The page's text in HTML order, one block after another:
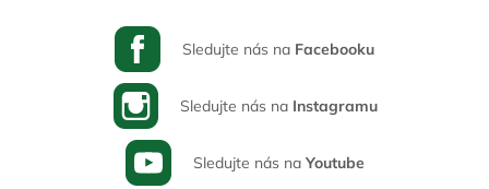
Sledujte nás na Facebooku
Sledujte nás na Instagramu
Sledujte nás na Youtube